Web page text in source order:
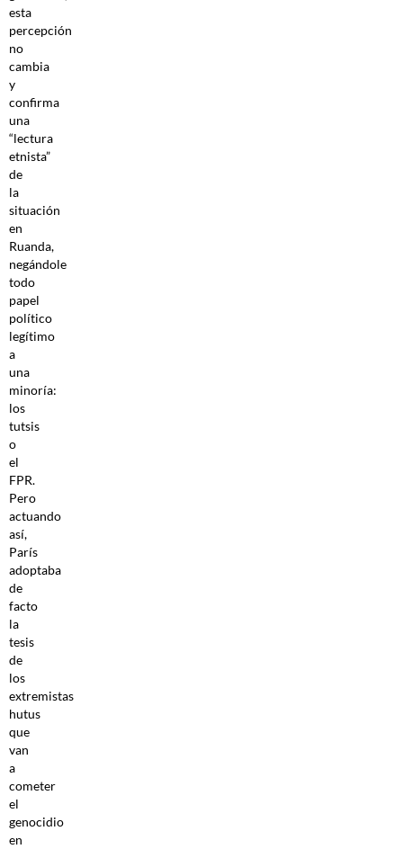
esta
percepción
no
cambia
y
confirma
una
“lectura
etnista”
de
la
situación
en
Ruanda,
negándole
todo
papel
político
legítimo
a
una
minoría:
los
tutsis
o
el
FPR.
Pero
actuando
así,
París
adoptaba
de
facto
la
tesis
de
los
extremistas
hutus
que
van
a
cometer
el
genocidio
en